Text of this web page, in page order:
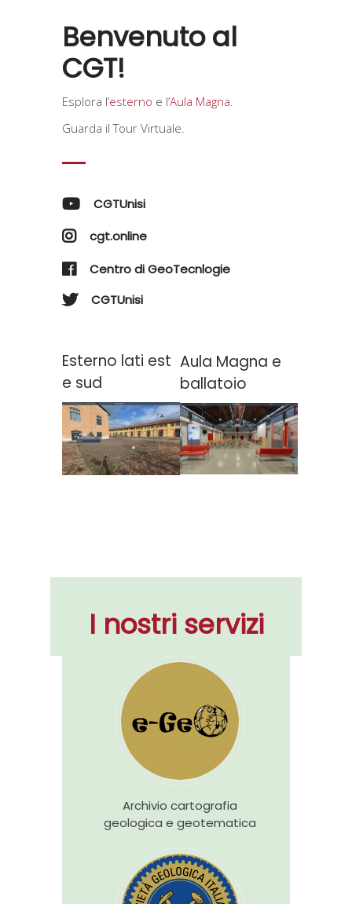
Benvenuto al
CGT!
Esplora l’esterno e l’Aula Magna.
Guarda il Tour Virtuale.
CGTUnisi
cgt.online
Centro di GeoTecnlogie
CGTUnisi
Esterno lati est
e sud
Aula Magna e
ballatoio
I nostri servizi
Archivio cartografia
geologica e geotematica